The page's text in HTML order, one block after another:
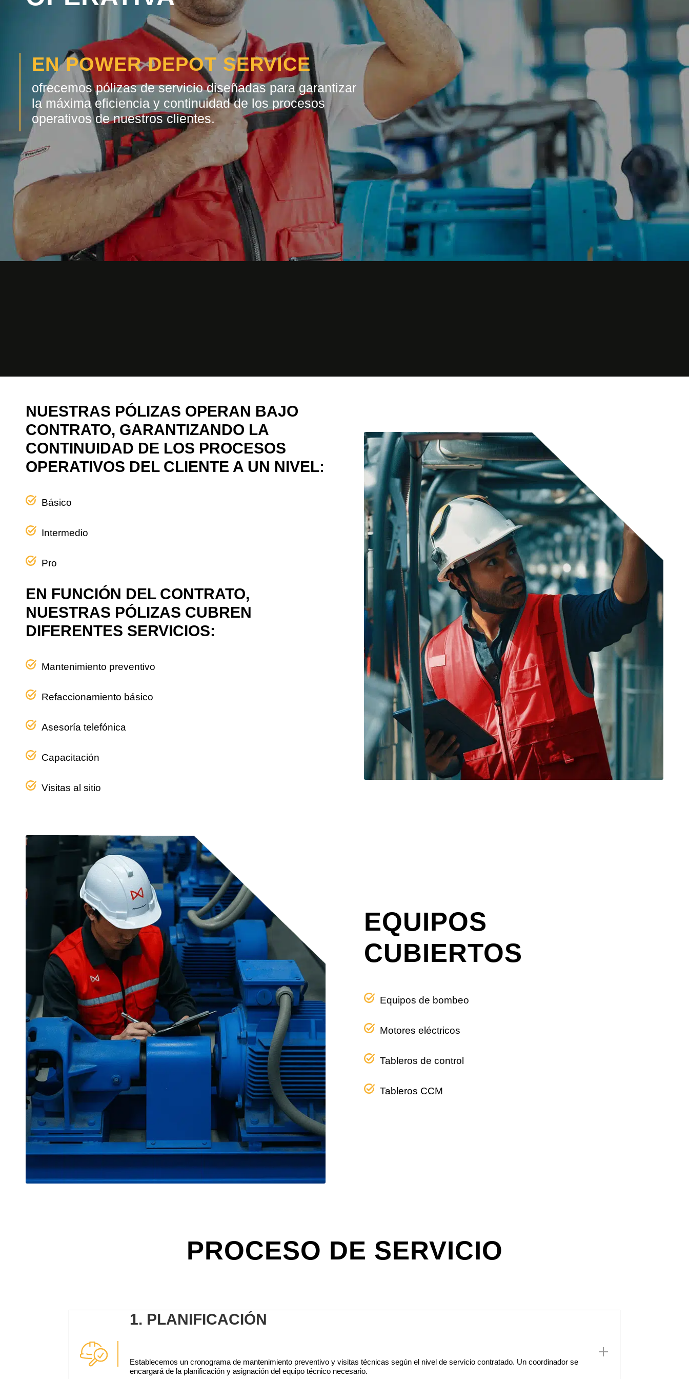
EN POWER DEPOT SERVICE
ofrecemos pólizas de servicio diseñadas para garantizar
la máxima eficiencia y continuidad de los procesos
operativos de nuestros clientes.
NUESTRAS PÓLIZAS OPERAN BAJO
CONTRATO, GARANTIZANDO LA
CONTINUIDAD DE LOS PROCESOS
OPERATIVOS DEL CLIENTE A UN NIVEL:
Básico
Intermedio
Pro
EN FUNCIÓN DEL CONTRATO,
NUESTRAS PÓLIZAS CUBREN
DIFERENTES SERVICIOS:
Mantenimiento preventivo
Refaccionamiento básico
Asesoría telefónica
Capacitación
Visitas al sitio
EQUIPOS
CUBIERTOS
Equipos de bombeo
Motores eléctricos
Tableros de control
Tableros CCM
PROCESO DE SERVICIO
1. PLANIFICACIÓN
Establecemos un cronograma de mantenimiento preventivo y visitas técnicas según el nivel de servicio contratado. Un coordinador se
encargará de la planificación y asignación del equipo técnico necesario.